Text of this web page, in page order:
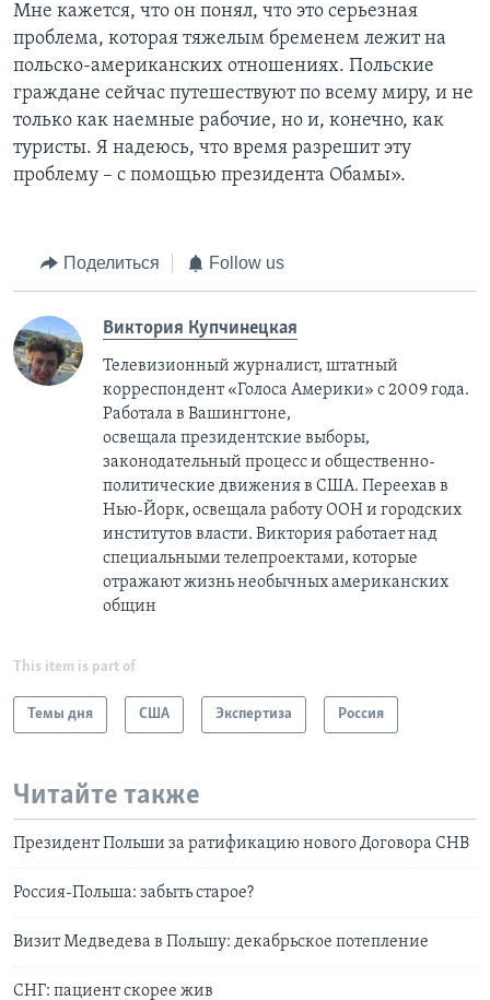
Мне кажется, что он понял, что это серьезная
проблема, которая тяжелым бременем лежит на
польско-американских отношениях. Польские
граждане сейчас путешествуют по всему миру, и не
только как наемные рабочие, но и, конечно, как
туристы. Я надеюсь, что время разрешит эту
проблему – с помощью президента Обамы».
Поделиться Follow us
Виктория Купчинецкая
Телевизионный журналист, штатный
корреспондент «Голоса Америки» с 2009 года.
Работала в Вашингтоне,
освещала президентские выборы,
законодательный процесс и общественно-
политические движения в США. Переехав в
Нью-Йорк, освещала работу ООН и городских
институтов власти. Виктория работает над
специальными телепроектами, которые
отражают жизнь необычных американских
общин
This item is part of
Темы дня США Экспертиза Россия
Читайте также
Президент Польши за ратификацию нового Договора СНВ
Россия-Польша: забыть старое?
Визит Медведева в Польшу: декабрьское потепление
СНГ: пациент скорее жив